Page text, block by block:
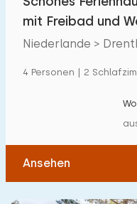
mit Freibad und
Niederlande >
4 Personen | 2
Ansehen